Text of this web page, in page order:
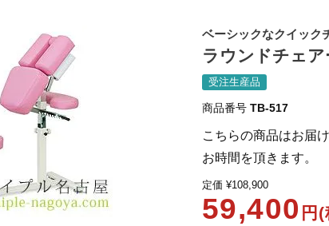
ベーシックなクイック
ラウンドチェ
受注生産品
商品番号 TB-517
こちらの商品はお届
お時間を頂きます。
定価 ¥108,900
59,400 円